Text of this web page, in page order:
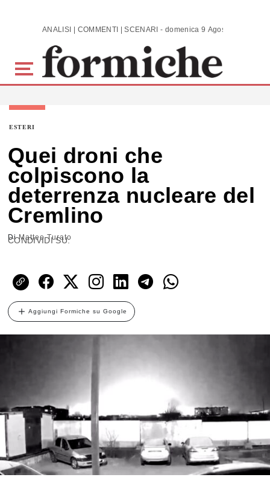
Skip to main content ANALISI | COMMENTI | SCENARI - domenica 9 Agosto 2026
ESTERI
Quei droni che
colpiscono la
deterrenza nucleare del
Cremlino
DiMatteo Turato
CONDIVIDI SU:
Aggiungi Formiche su Google